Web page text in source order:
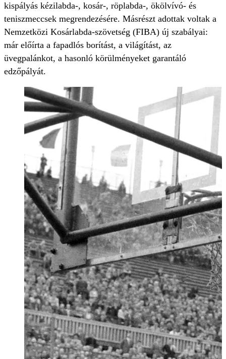
kispályás kézilabda-, kosár-, röplabda-, ökölvívó- és
teniszmeccsek megrendezésére. Másrészt adottak voltak a
Nemzetközi Kosárlabda-szövetség (FIBA) új szabályai:
már előírta a fapadlós borítást, a világítást, az
üvegpalánkot, a hasonló körülményeket garantáló
edzőpályát.